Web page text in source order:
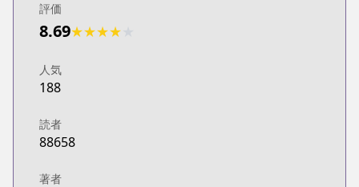
Coolmic
Coolmic
Kodansha
Kodansha
https://kodansha.us/series/beck/
評価
8.69★★★★
人気
188
読者
88658
著者